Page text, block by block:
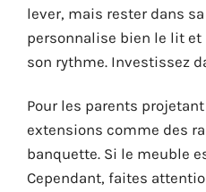
lever, mais rester dans
personnalise bien le lit et
son rythme. Investissez
Pour les parents
extensions comme des
banquette. Si le meuble
Cependant, faites